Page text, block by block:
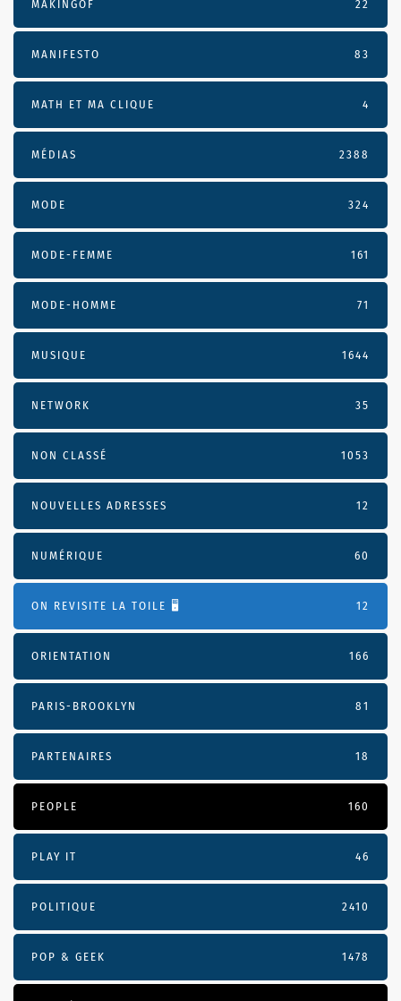
MAKINGOF 22
MANIFESTO 83
MATH ET MA CLIQUE 4
MÉDIAS 2388
MODE 324
MODE-FEMME 161
MODE-HOMME 71
MUSIQUE 1644
NETWORK 35
NON CLASSÉ 1053
NOUVELLES ADRESSES 12
NUMÉRIQUE 60
ON REVISITE LA TOILE 🖥️ 12
ORIENTATION 166
PARIS-BROOKLYN 81
PARTENAIRES 18
PEOPLE 160
PLAY IT 46
POLITIQUE 2410
POP & GEEK 1478